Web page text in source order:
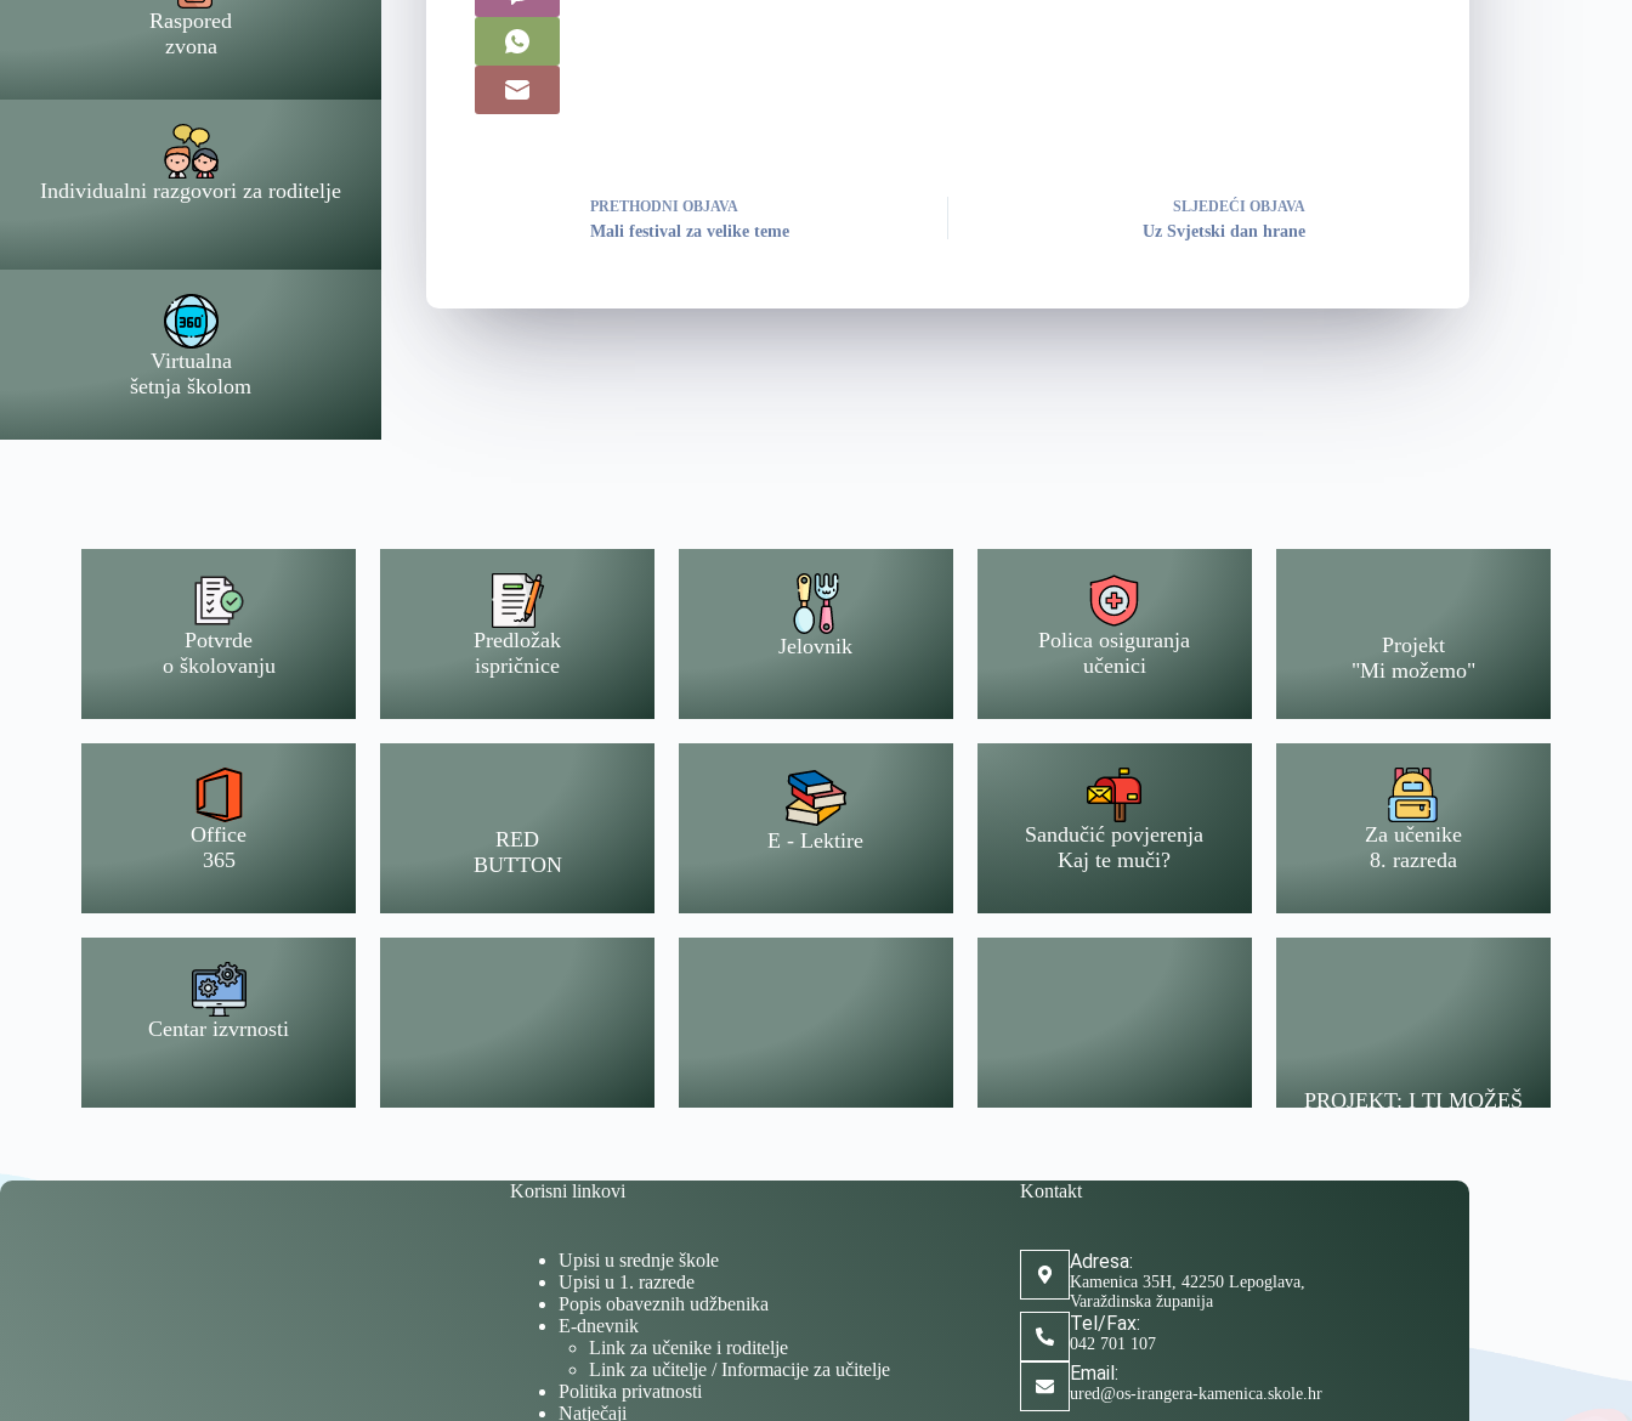
PRETHODNI OBJAVA
Mali festival za velike teme
SLJEDEĆI OBJAVA
Uz Svjetski dan hrane
Raspored
zvona
Individualni razgovori za roditelje
Virtualna
šetnja školom
Potvrde
o školovanju
Predložak
ispričnice
Jelovnik
Polica osiguranja
učenici
Projekt
"Mi možemo"
Office
365
RED
BUTTON
E - Lektire
Sandučić povjerenja
Kaj te muči?
Za učenike
8. razreda
Centar izvrnosti
PROJEKT: I TI MOŽEŠ
Korisni linkovi
Upisi u srednje škole
Upisi u 1. razrede
Popis obaveznih udžbenika
E-dnevnik
Link za učenike i roditelje
Link za učitelje / Informacije za učitelje
Politika privatnosti
Natječaji
Kontakt
Adresa:
Kamenica 35H, 42250 Lepoglava,
Varaždinska županija
Tel/Fax:
042 701 107
Email:
ured@os-irangera-kamenica.skole.hr